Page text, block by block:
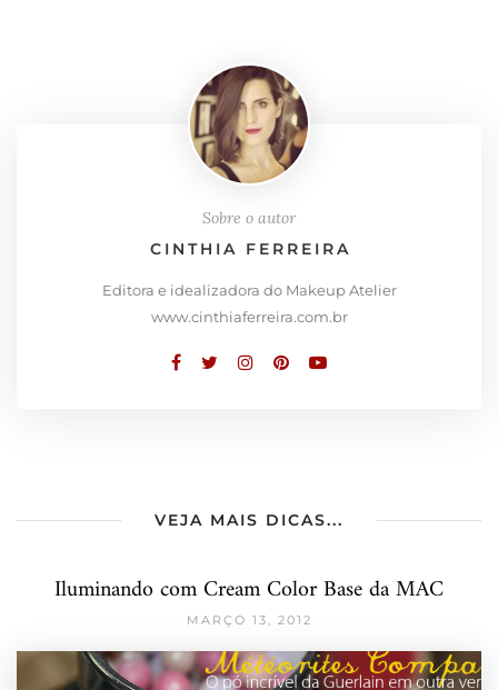
Sobre o autor
CINTHIA FERREIRA
Editora e idealizadora do Makeup Atelier
www.cinthiaferreira.com.br
VEJA MAIS DICAS...
Iluminando com Cream Color Base da MAC
MARÇO 13, 2012